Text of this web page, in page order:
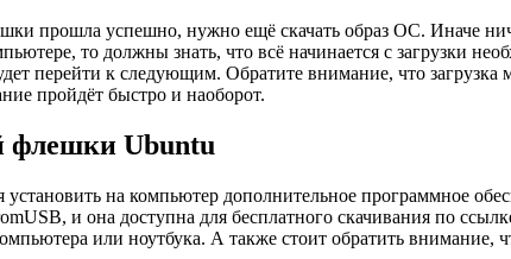
прошла успешно, нужно ещё скачать образ ОС. Иначе
то должны знать, что всё начинается с загрузки
перейти к следующим. Обратите внимание, что
пройдёт быстро и наоборот.
флешки Ubuntu
установить на компьютер дополнительное программное
и она доступна для бесплатного скачивания по
или ноутбука. А также стоит обратить